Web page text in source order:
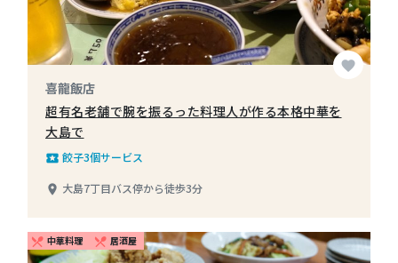
favorite
喜龍飯店
超有名老舗で腕を振るった料理人が作る本格中華を
大島で
local_play 餃子3個サービス
place 大島7丁目バス停から徒歩3分
restaurant_menu 中華料理 restaurant_menu 居酒屋